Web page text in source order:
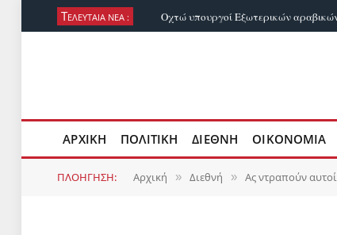
ΤΕΛΕΥΤΑΙΑ ΝΕΑ :
ΑΡΧΙΚΗ ΠΟΛΙΤΙΚΗ ΔΙΕΘΝΗ ΟΙΚΟΝΟΜΙΑ
ΠΛΟΗΓΗΣΗ: Αρχική » Διεθνή » Ας ντραπούν